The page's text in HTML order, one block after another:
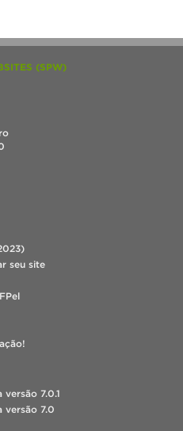
(SPW)
seu site
7.0.1
versão 7.0